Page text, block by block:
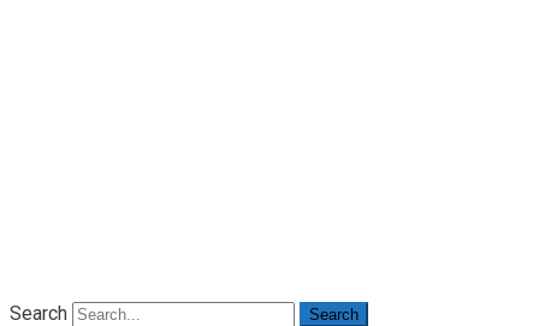
Search Search